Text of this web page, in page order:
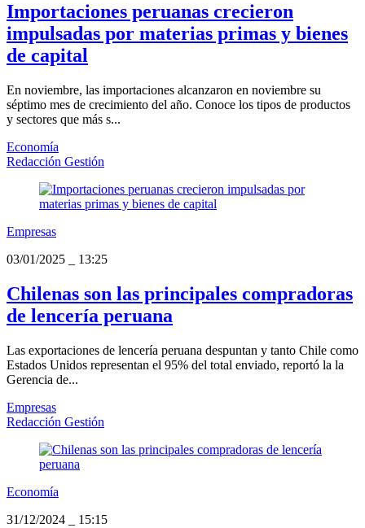
Importaciones peruanas crecieron
impulsadas por materias primas y bienes
de capital
En noviembre, las importaciones alcanzaron en noviembre su
séptimo mes de crecimiento del año. Conoce los tipos de productos
y sectores que más s...
Economía
Redacción Gestión
Empresas
03/01/2025
13:25
Chilenas son las principales compradoras
de lencería peruana
Las exportaciones de lencería peruana despuntan y tanto Chile como
Estados Unidos representan el 95% del total enviado, reportó la la
Gerencia de...
Empresas
Redacción Gestión
Economía
31/12/2024
15:15